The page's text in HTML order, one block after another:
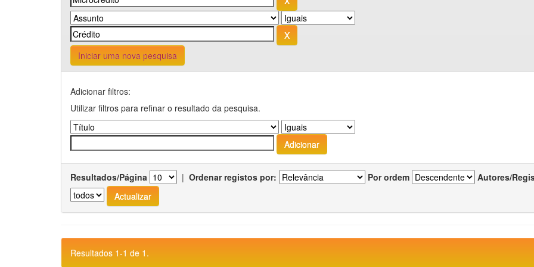
Iniciar uma nova pesquisa
Adicionar filtros:
Utilizar filtros para refinar o resultado da pesquisa.
Resultados/Página | Ordenar registos por: Por ordem Autores/
Resultados 1-1 de 1.